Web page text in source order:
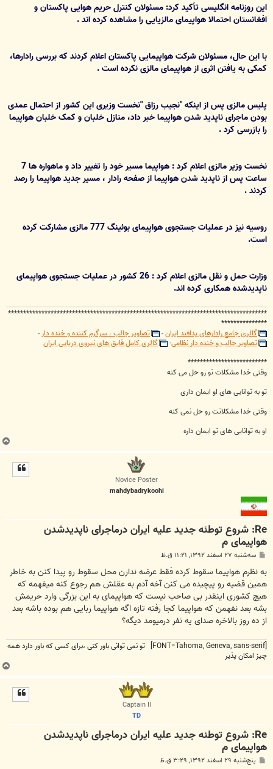
این روزنامه انگلیسی تأکید کرد: مسئولان کنترل حریم هوایی پاکستان و
افغانستان احتمالا هواپیمای مالزیایی را مشاهده کرده اند .
با این حال، مسئولان شرکت هواپیمایی پاکستان اعلام کردند که بررسی رادارها،
کمکی به یافتن اثری از هواپیمای مالزی نکرده است .
پلیس مالزی پس از اینکه "نجیب رزاق "نخست وزیری این کشور از احتمال عمدی
بودن ماجرای ناپدید شدن هواپیما خبر داد، منازل خلبان و کمک خلبان هواپیما
را بازرسی کرد .
نخست وزیر مالزی اعلام کرد : هواپیما مسیر خود را تغییر داد و ماهواره ها 7
ساعت پس از ناپدید شدن هواپیما از صفحه رادار ، مسیر جدید هواپیما را رصد
کردند .
روسیه نیز در عملیات جستجوی هواپیمای بوئینگ 777 مالزی مشارکت کرده
است.
وزارت حمل و نقل مالزی اعلام کرد : 26 کشور در عملیات جستجوی هواپیمای
ناپدیدشده همکاری کرده اند.
*************************************************************************************
***************
گالری جامع رادارهای پدافند ایران- تصاویر جالب ، سرگرم کننده و خنده دار-
تصاویر جالب و خنده دار نظامی-
گالری کامل قایق های نیروی دریایی ایران
**************************
وقتی خدا مشکلات تو رو حل می کنه
تو به توانایی های او ایمان داری
وقتی خدا مشکلاتت رو حل نمی کنه
او به توانایی های تو ایمان داره
ب
ا
Novice Poster
mahdybadrykoohi
Re: شروع توطئه جدید علیه ایران درماجرای ناپدیدشدن
هواپیمای م
پ
ت
سه‌شنبه ۲۷ اسفند ۱۳۹۲, ۱۱:۲۱ ق.ظ
به نظرم هواپیما سقوط کرده فقط عرضه ندارن محل سقوط رو پیدا کنن به خاطر
همین قضیه رو پیچیده می کنن آخه آدم به عقلش هم رجوع کنه میفهمه که
هیچ کشوری اینقدر بی صاحب نیست که هواپیمای به این بزرگی وارد حریمش
بشه بعد نفهمن که هواپیما کجا رفته تازه اگه هواپیما ربایی هم بوده باشه بعد
از ده روز بالاخره صدای یه نفر درمیومد دیگه؟
[FONT=Tahoma, Geneva, sans-serif] تو نمی توانی باور کنی ،برای کسی که باور دارد همه
چیز امکان پذیر
ب
ا
Captain II
TD
Re: شروع توطئه جدید علیه ایران درماجرای ناپدیدشدن
هواپیمای م
پ پنج‌شنبه ۲۹ اسفند ۱۳۹۲, ۳:۲۹ ق.ظ